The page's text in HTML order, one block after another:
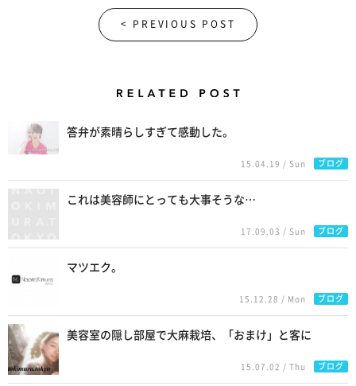
< PREVIOUS POST
答弁が素晴らしすぎて感動した。
15.04.19 / Sun ブログ
これは美容師にとっても大事そうな…
17.09.03 / Sun ブログ
マツエク。
15.12.28 / Mon ブログ
美容室の隠し部屋で大麻栽培、「おまけ」と客に
15.07.02 / Thu ブログ